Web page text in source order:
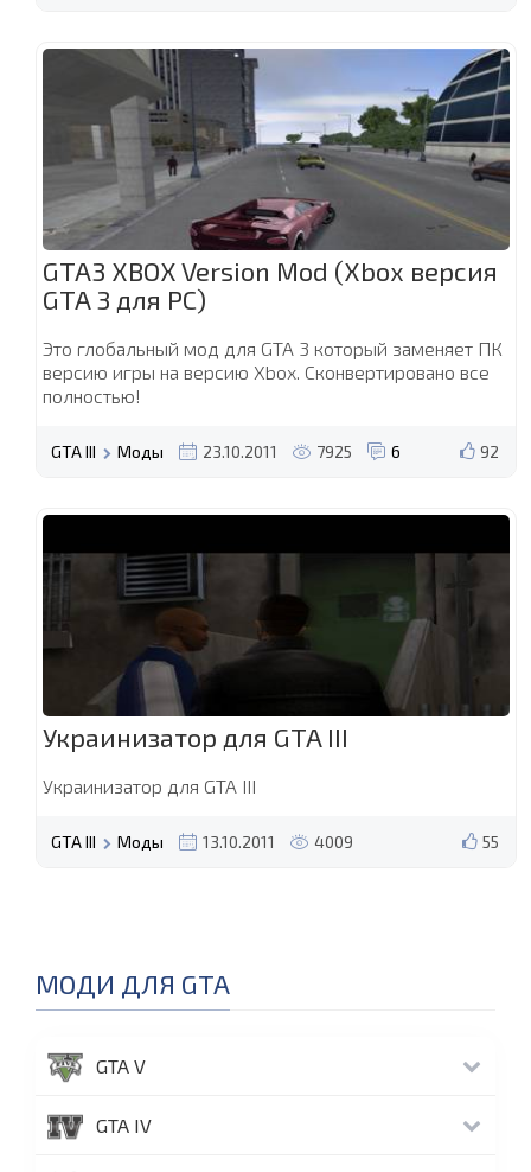
GTA3 XBOX Version Mod (Xbox версия
GTA 3 для PC)
Это глобальный мод для GTA 3 который заменяет ПК
версию игры на версию Xbox. Сконвертировано все
полностью!
92
GTA III Моды 23.10.2011 7925 6
Украинизатор для GTA III
Украинизатор для GTA III
55
GTA III Моды 13.10.2011 4009
МОДИ ДЛЯ GTA
GTA V
GTA IV